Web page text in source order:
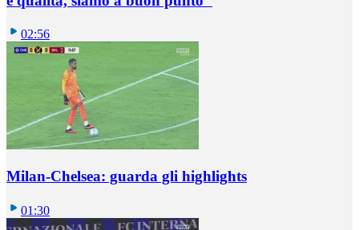
02:56
Milan-Chelsea: guarda gli highlights
01:30